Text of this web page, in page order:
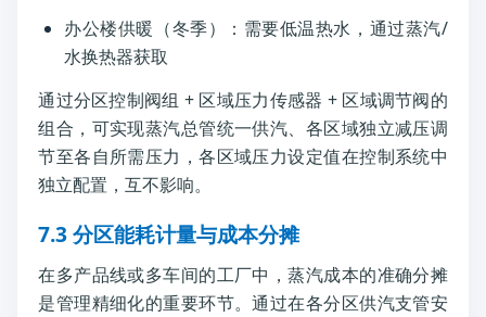
办公楼供暖（冬季）：需要低温热水，通过蒸汽/
水换热器获取
通过分区控制阀组 + 区域压力传感器 + 区域调节阀的
组合，可实现蒸汽总管统一供汽、各区域独立减压调
节至各自所需压力，各区域压力设定值在控制系统中
独立配置，互不影响。
7.3 分区能耗计量与成本分摊
在多产品线或多车间的工厂中，蒸汽成本的准确分摊
是管理精细化的重要环节。通过在各分区供汽支管安